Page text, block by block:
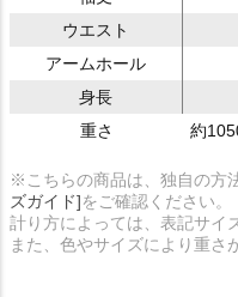
ウエスト
アームホール
身長
重さ
約
※こちらの商品は、独自の方
ズガイド]をご確認ください。
計り方によっては、表記サイ
また、色やサイズにより重さ